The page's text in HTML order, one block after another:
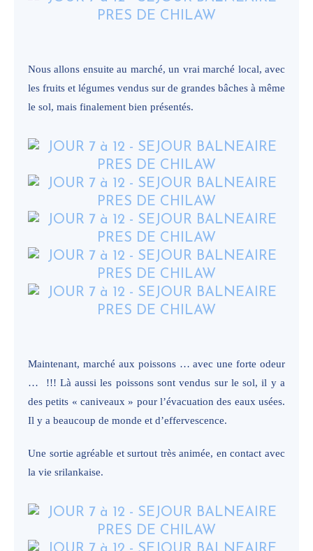
Nous allons ensuite au marché, un vrai marché local, avec
les fruits et légumes vendus sur de grandes bâches à même
le sol, mais finalement bien présentés.
Maintenant, marché aux poissons … avec une forte odeur
… !!! Là aussi les poissons sont vendus sur le sol, il y a
des petits « caniveaux » pour l’évacuation des eaux usées.
Il y a beaucoup de monde et d’effervescence.
Une sortie agréable et surtout très animée, en contact avec
la vie srilankaise.